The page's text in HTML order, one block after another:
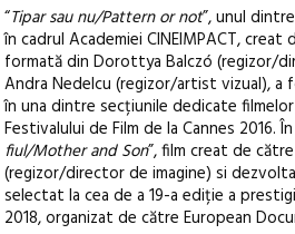
“Tipar sau nu/Pattern or not”, unul
în cadrul Academiei CINEIMPACT,
formată din Dorottya Balczó (regizor/
Andra Nedelcu (regizor/artist vizual),
în una dintre secțiunile dedicate
Festivalului de Film de la Cannes 2016.
fiul/Mother and Son”, film creat de
(regizor/director de imagine) si
selectat la cea de a 19-a ediție a
2018, organizat de către European